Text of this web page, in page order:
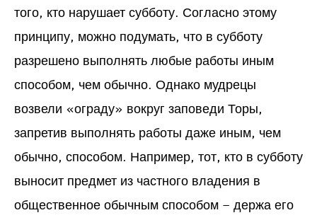
того, кто нарушает субботу. Согласно этому
принципу, можно подумать, что в субботу
разрешено выполнять любые работы иным
способом, чем обычно. Однако мудрецы
возвели «ограду» вокруг заповеди Торы,
запретив выполнять работы даже иным, чем
обычно, способом. Например, тот, кто в субботу
выносит предмет из частного владения в
общественное обычным способом – держа его